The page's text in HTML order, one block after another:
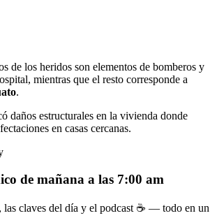
de los heridos son elementos de bomberos y
mientras que el resto corresponde a
.
daños estructurales en la vivienda donde
en casas cercanas.
de mañana a las 7:00 am
las claves del día y el podcast ☕ — todo en un